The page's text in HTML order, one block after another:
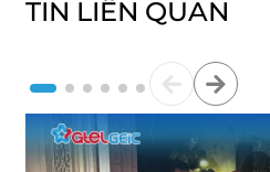
TIN LIÊN QUAN